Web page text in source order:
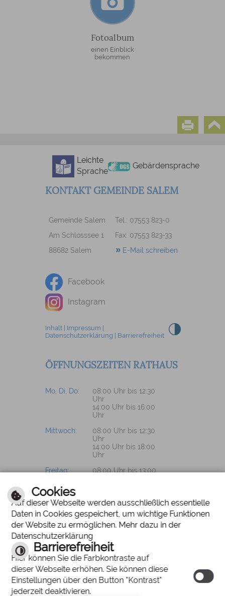
Fotoalbum
einen Einblick
bekommen
Leichte
Sprache
Gebärdensprache
KONTAKT GEMEINDE SALEM
Gemeinde Salem
Tel.: 07553 823-0
Am Schlosssee 1
Fax: 07553 823-33
88682 Salem
E-Mail schreiben
Facebook
Instagram
Inhalt| Impressum
Datenschutzerklärung
Barrierefreiheit
ÖFFNUNGSZEITEN RATHAUS
Mo, Di, Do:
08:00 Uhr bis 12:30
Uhr
14:00 Uhr bis 16:00
Uhr
Mittwoch:
08:00 Uhr bis 12:30
Uhr
14:00 Uhr bis 18:00
Uhr
Freitag:
08:00 Uhr bis 13:00
PROSPEKTWÜNSCHE?
Wir senden Ihnen
gerne unsere
Unterlagen zu.
Cookies
Auf dieser Webseite werden ausschließlich essentielle
Daten in Cookies gespeichert, um wichtige Funktionen
der Website zu ermöglichen. Mehr dazu in der
Datenschutzerklärung
Barrierefreiheit
Hier können Sie die Farbkontraste auf
dieser Webseite erhöhen. Sie können diese
Einstellungen über den Button "Kontrast"
jederzeit deaktivieren.